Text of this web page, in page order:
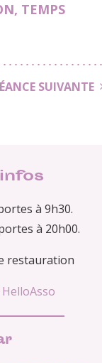
, TEMPS
SUIVANTE
à 9h30.
à 20h00.
restauration
HelloAsso